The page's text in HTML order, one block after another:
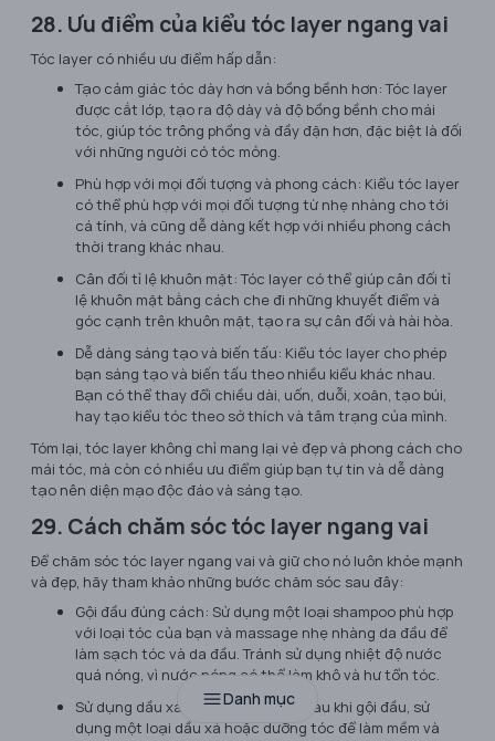
Danh mục
28. Ưu điểm của kiểu tóc layer ngang vai
Tóc layer có nhiều ưu điểm hấp dẫn:
Tạo cảm giác tóc dày hơn và bồng bềnh hơn: Tóc layer
được cắt lớp, tạo ra độ dày và độ bồng bềnh cho mái
tóc, giúp tóc trông phồng và đầy đặn hơn, đặc biệt là đối
với những người có tóc mỏng.
Phù hợp với mọi đối tượng và phong cách: Kiểu tóc layer
có thể phù hợp với mọi đối tượng từ nhẹ nhàng cho tới
cá tính, và cũng dễ dàng kết hợp với nhiều phong cách
thời trang khác nhau.
Cân đối tỉ lệ khuôn mặt: Tóc layer có thể giúp cân đối tỉ
lệ khuôn mặt bằng cách che đi những khuyết điểm và
góc cạnh trên khuôn mặt, tạo ra sự cân đối và hài hòa.
Dễ dàng sáng tạo và biến tấu: Kiểu tóc layer cho phép
bạn sáng tạo và biến tấu theo nhiều kiểu khác nhau.
Bạn có thể thay đổi chiều dài, uốn, duỗi, xoăn, tạo búi,
hay tạo kiểu tóc theo sở thích và tâm trạng của mình.
Tóm lại, tóc layer không chỉ mang lại vẻ đẹp và phong cách cho
mái tóc, mà còn có nhiều ưu điểm giúp bạn tự tin và dễ dàng
tạo nên diện mạo độc đáo và sáng tạo.
29. Cách chăm sóc tóc layer ngang vai
Để chăm sóc tóc layer ngang vai và giữ cho nó luôn khỏe mạnh
và đẹp, hãy tham khảo những bước chăm sóc sau đây:
Gội đầu đúng cách: Sử dụng một loại shampoo phù hợp
với loại tóc của bạn và massage nhẹ nhàng da đầu để
làm sạch tóc và da đầu. Tránh sử dụng nhiệt độ nước
quá nóng, vì nước nóng có thể làm khô và hư tổn tóc.
Sử dụng dầu xả hoặc dưỡng tóc: Sau khi gội đầu, sử
dụng một loại dầu xả hoặc dưỡng tóc để làm mềm và